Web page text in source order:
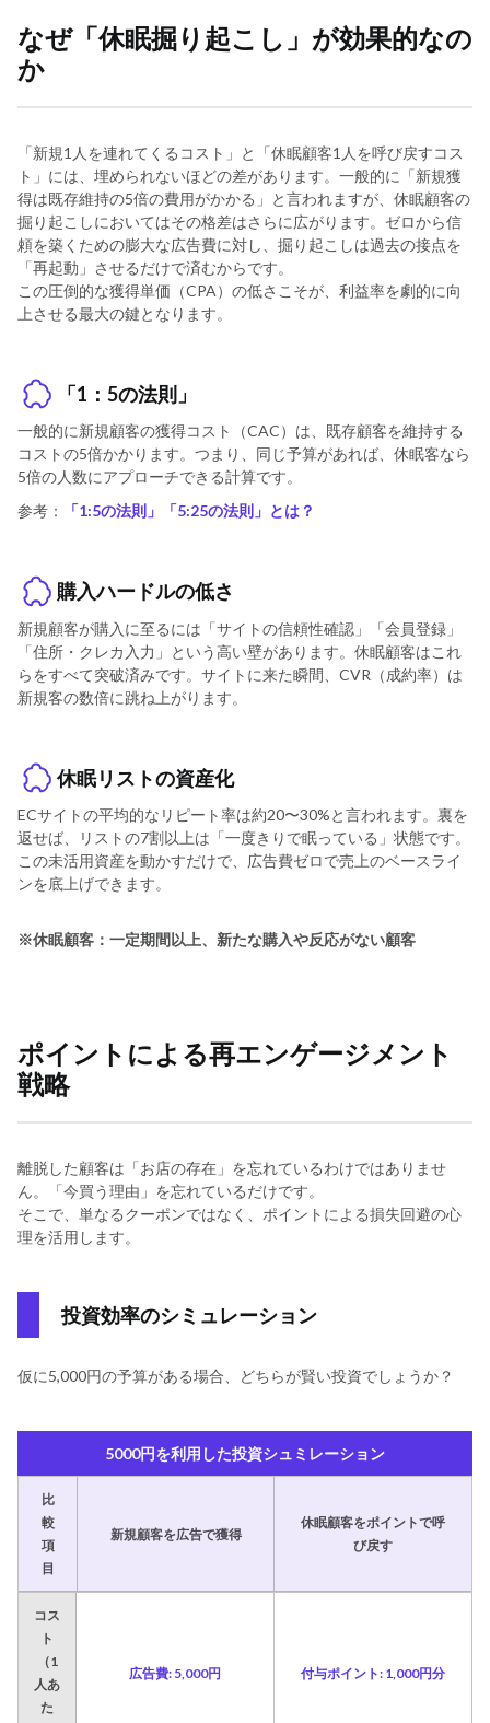
なぜ「休眠掘り起こし」が効果的なの
か
「新規1人を連れてくるコスト」と「休眠顧客1人を呼び戻すコス
ト」には、埋められないほどの差があります。一般的に「新規獲
得は既存維持の5倍の費用がかかる」と言われますが、休眠顧客の
掘り起こしにおいてはその格差はさらに広がります。ゼロから信
頼を築くための膨大な広告費に対し、掘り起こしは過去の接点を
「再起動」させるだけで済むからです。
この圧倒的な獲得単価（CPA）の低さこそが、利益率を劇的に向
上させる最大の鍵となります。
「1：5の法則」
一般的に新規顧客の獲得コスト（CAC）は、既存顧客を維持する
コストの5倍かかります。つまり、同じ予算があれば、休眠客なら
5倍の人数にアプローチできる計算です。
参考：
「1:5の法則」「5:25の法則」とは？
購入ハードルの低さ
新規顧客が購入に至るには「サイトの信頼性確認」「会員登録」
「住所・クレカ入力」という高い壁があります。休眠顧客はこれ
らをすべて突破済みです。サイトに来た瞬間、CVR（成約率）は
新規客の数倍に跳ね上がります。
休眠リストの資産化
ECサイトの平均的なリピート率は約20〜30%と言われます。裏を
返せば、リストの7割以上は「一度きりで眠っている」状態です。
この未活用資産を動かすだけで、広告費ゼロで売上のベースライ
ンを底上げできます。
※休眠顧客：一定期間以上、新たな購入や反応がない顧客
ポイントによる再エンゲージメント
戦略
離脱した顧客は「お店の存在」を忘れているわけではありませ
ん。「今買う理由」を忘れているだけです。
そこで、単なるクーポンではなく、ポイントによる損失回避の心
理を活用します。
投資効率のシミュレーション
仮に5,000円の予算がある場合、どちらが賢い投資でしょうか？
5000円を利用した投資シュミレーション
比
較
項
目
新規顧客を広告で獲得
休眠顧客をポイントで呼
び戻す
コス
ト
（1
人あ
た
広告費: 5,000円 ‍付与ポイント: 1,000円分